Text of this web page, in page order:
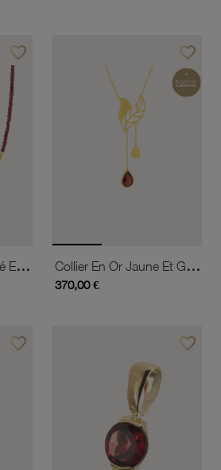
favorite_borderAjouter à vos favoris
Collier En Argent Doré Et Grenats
favorite_borderAjouter
Collier En Or Jaune Et Grenat
370,00 €
favorite_borderAjouter à vos favoris favorite_borderAjouter